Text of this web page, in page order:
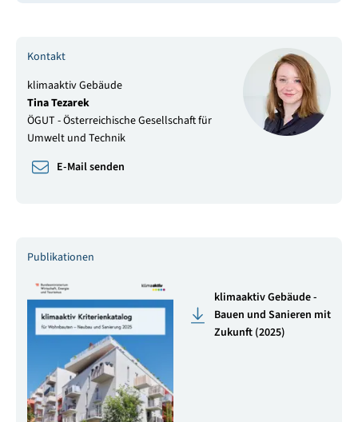
Kontakt
klimaaktiv Gebäude
Tina Tezarek
ÖGUT - Österreichische Gesellschaft für
Umwelt und Technik
E-Mail senden
Publikationen
klimaaktiv Gebäude -
Bauen und Sanieren mit
Zukunft (2025)